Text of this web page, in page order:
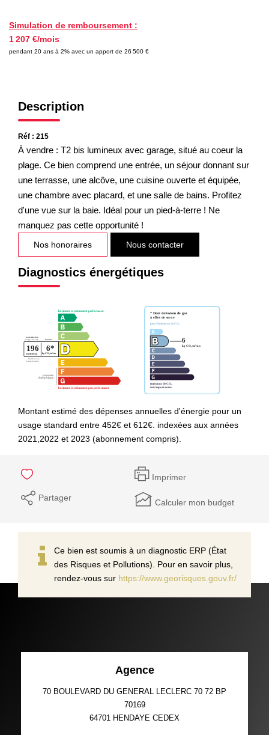
Avis Clients
Simulation de remboursement :
1 207 €/mois
pendant 20 ans à 2% avec un apport de 26 500 €
Description
Réf : 215
À vendre : T2 bis lumineux avec garage, situé au coeur la
plage. Ce bien comprend une entrée, un séjour donnant sur
une terrasse, une alcôve, une cuisine ouverte et équipée,
une chambre avec placard, et une salle de bains. Profitez
d'une vue sur la baie. Idéal pour un pied-à-terre ! Ne
manquez pas cette opportunité !
Nos honoraires Nous contacter
Diagnostics énergétiques
Montant estimé des dépenses annuelles d'énergie pour un
usage standard entre 452€ et 612€. indexées aux années
2021,2022 et 2023 (abonnement compris).
Imprimer
Partager Calculer mon budget
Ce bien est soumis à un diagnostic ERP (État
des Risques et Pollutions). Pour en savoir plus,
rendez-vous sur https://www.georisques.gouv.fr/
Agence
70 BOULEVARD DU GENERAL LECLERC 70 72 BP
70169
64701 HENDAYE CEDEX